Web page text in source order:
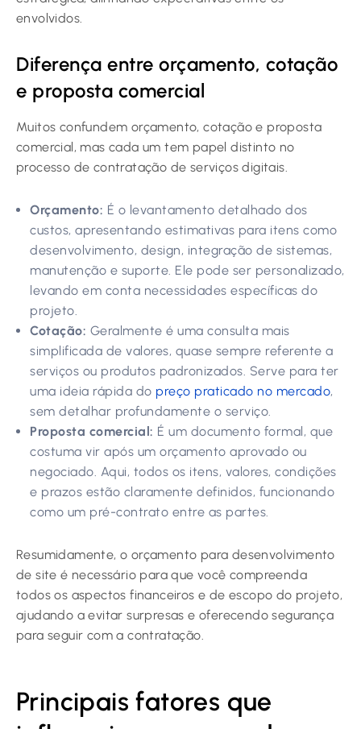
envolvidos.
Diferença entre orçamento, cotação
e proposta comercial
Muitos confundem orçamento, cotação e proposta
comercial, mas cada um tem papel distinto no
processo de contratação de serviços digitais.
Orçamento: É o levantamento detalhado dos
custos, apresentando estimativas para itens como
desenvolvimento, design, integração de sistemas,
manutenção e suporte. Ele pode ser personalizado,
levando em conta necessidades específicas do
projeto.
Cotação: Geralmente é uma consulta mais
simplificada de valores, quase sempre referente a
serviços ou produtos padronizados. Serve para ter
uma ideia rápida do preço praticado no mercado,
sem detalhar profundamente o serviço.
Proposta comercial: É um documento formal, que
costuma vir após um orçamento aprovado ou
negociado. Aqui, todos os itens, valores, condições
e prazos estão claramente definidos, funcionando
como um pré-contrato entre as partes.
Resumidamente, o orçamento para desenvolvimento
de site é necessário para que você compreenda
todos os aspectos financeiros e de escopo do projeto,
ajudando a evitar surpresas e oferecendo segurança
para seguir com a contratação.
Principais fatores que